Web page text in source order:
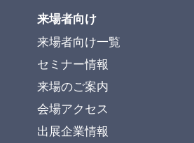
来場者向け
来場者向け一覧
セミナー情報
来場のご案内
会場アクセス
出展企業情報